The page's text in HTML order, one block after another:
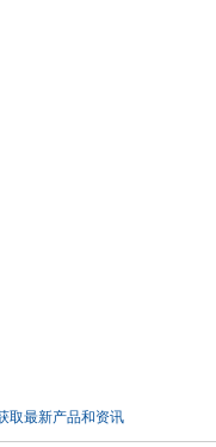
取最新产品和资讯